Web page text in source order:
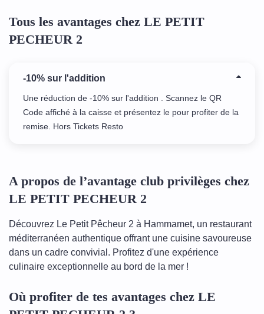
Tous les avantages chez LE PETIT
PECHEUR 2
-10% sur l'addition
Une réduction de -10% sur l'addition . Scannez le QR
Code affiché à la caisse et présentez le pour profiter de la
remise. Hors Tickets Resto
A propos de l’avantage club privilèges chez
LE PETIT PECHEUR 2
Découvrez Le Petit Pêcheur 2 à Hammamet, un restaurant
méditerranéen authentique offrant une cuisine savoureuse
dans un cadre convivial. Profitez d'une expérience
culinaire exceptionnelle au bord de la mer !
Où profiter de tes avantages chez LE